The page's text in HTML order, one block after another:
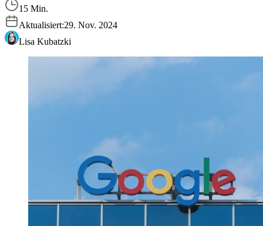
15 Min.
Aktualisiert:29. Nov. 2024
Lisa Kubatzki